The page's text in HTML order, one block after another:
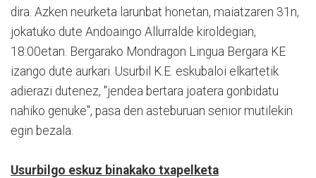
dira. Azken neurketa larunbat honetan, maiatzaren 31n,
jokatuko dute Andoaingo Allurralde kiroldegian,
18:00etan. Bergarako Mondragon Lingua Bergara KE
izango dute aurkari. Usurbil K.E. eskubaloi elkartetik
adierazi dutenez, "jendea bertara joatera gonbidatu
nahiko genuke", pasa den asteburuan senior mutilekin
egin bezala.
Usurbilgo eskuz binakako txapelketa